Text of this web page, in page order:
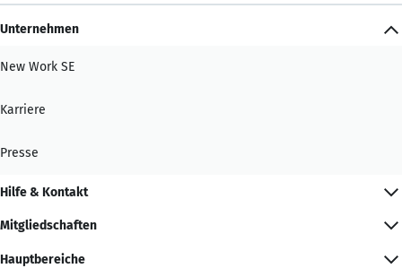
Unternehmen
New Work SE
Karriere
Presse
Hilfe & Kontakt
Mitgliedschaften
Hauptbereiche